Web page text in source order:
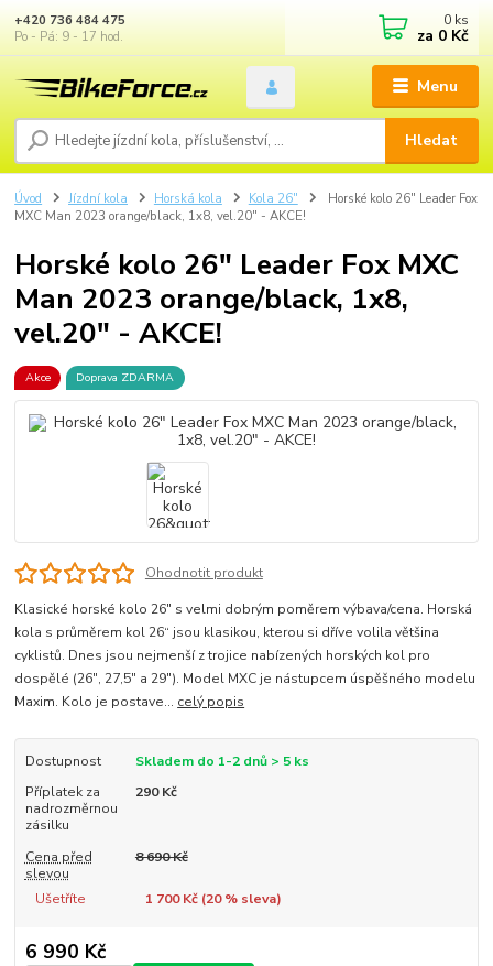
Menu
Hledat
+420 736 484 475
Po - Pá: 9 - 17 hod.
0 ks
za 0 Kč
Úvod Jízdní kola Horská kola Kola 26"
Horské kolo 26" Leader Fox
MXC Man 2023 orange/black, 1x8, vel.20" - AKCE!
Horské kolo 26" Leader Fox MXC
Man 2023 orange/black, 1x8,
vel.20" - AKCE!
Akce Doprava ZDARMA
Ohodnotit produkt
Klasické horské kolo 26" s velmi dobrým poměrem výbava/cena. Horská
kola s průměrem kol 26“ jsou klasikou, kterou si dříve volila většina
cyklistů. Dnes jsou nejmenší z trojice nabízených horských kol pro
dospělé (26", 27,5" a 29"). Model MXC je nástupcem úspěšného modelu
Maxim. Kolo je postave... celý popis
Dostupnost
Skladem do 1-2 dnů > 5 ks
Příplatek za
nadrozměrnou
zásilku
290 Kč
Cena před
slevou
8 690 Kč
Ušetříte 1 700 Kč (20% sleva)
6 990 Kč